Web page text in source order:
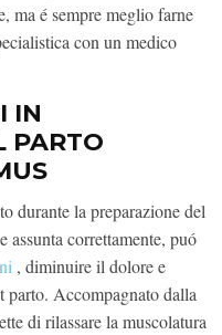
ma é sempre meglio farne
con un medico
IN
PARTO
durante la preparazione del
assunta correttamente, puó
, diminuire il dolore e
parto. Accompagnato dalla
di rilassare la muscolatura